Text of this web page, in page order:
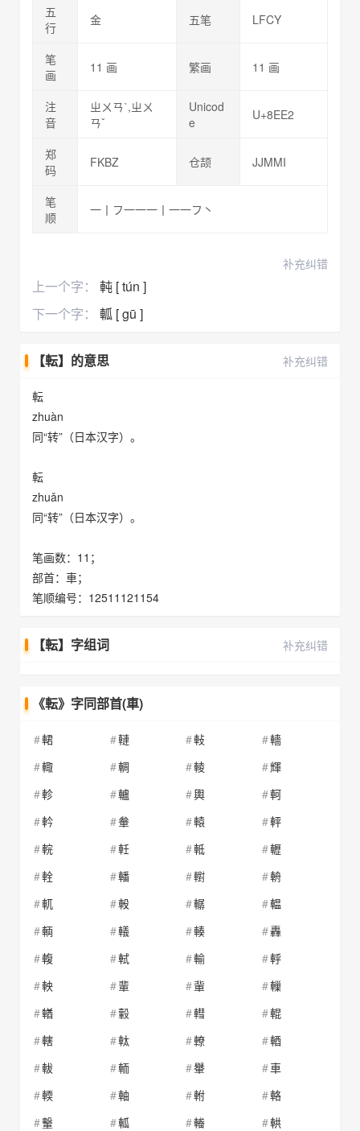
五
行
金 五笔 LFCY
笔
画
11 画 繁画 11 画
注
音
ㄓㄨㄢˋ,ㄓㄨ
ㄢˇ
Unicod
e
U+8EE2
郑
码
FKBZ 仓颉 JJMMI
笔
顺
一丨フ一一一丨一一フ丶
补充纠错
上一个字：
軘 [ tún ]
下一个字：
軱 [ gū ]
【転】的意思 补充纠错
転
zhuàn
同“转”（日本汉字）。
転
zhuǎn
同“转”（日本汉字）。
笔画数：11；
部首：車；
笔顺编号：12511121154
【転】字组词 补充纠错
《転》字同部首(車)
輑 轋 軙
轖
輙
輖 輘
輝
軫
轤 輿
軻
軡
軬 轅
軯
輐
軠 軧
轣
輇
轓 轛
輈
軏
軗 轏
輼
輌
轙 輳
轟
輹
軾 輸
軤
軮
輩 軰
轈
輶
轂 轊
輥
轄
軚 轑
輏
軷
輀 轝
車
輭
軸 軵
輅
轚
軱 輽 輁